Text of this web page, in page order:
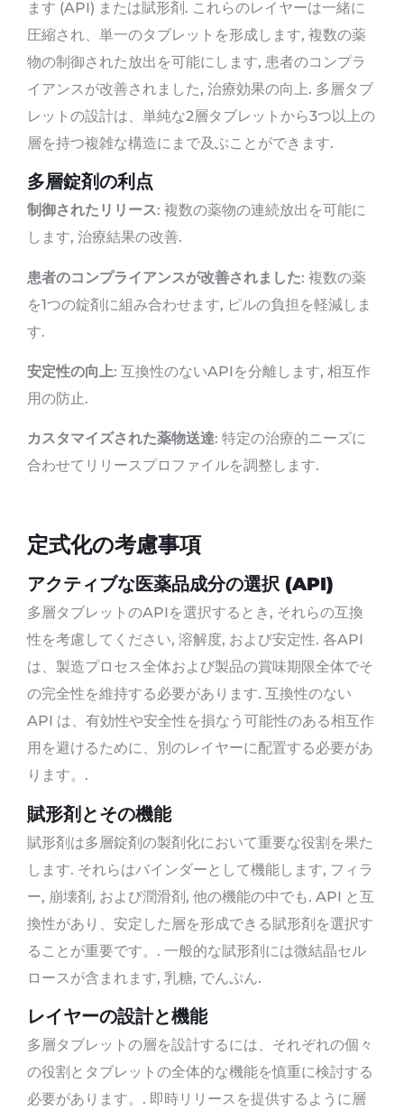
ます (API) または賦形剤. これらのレイヤーは一緒に
圧縮され、単一のタブレットを形成します, 複数の薬
物の制御された放出を可能にします, 患者のコンプラ
イアンスが改善されました, 治療効果の向上. 多層タブ
レットの設計は、単純な2層タブレットから3つ以上の
層を持つ複雑な構造にまで及ぶことができます.
多層錠剤の利点
制御されたリリース: 複数の薬物の連続放出を可能に
します, 治療結果の改善.
患者のコンプライアンスが改善されました: 複数の薬
を1つの錠剤に組み合わせます, ピルの負担を軽減しま
す.
安定性の向上: 互換性のないAPIを分離します, 相互作
用の防止.
カスタマイズされた薬物送達: 特定の治療的ニーズに
合わせてリリースプロファイルを調整します.
定式化の考慮事項
アクティブな医薬品成分の選択 (API)
多層タブレットのAPIを選択するとき, それらの互換
性を考慮してください, 溶解度, および安定性. 各API
は、製造プロセス全体および製品の賞味期限全体でそ
の完全性を維持する必要があります. 互換性のない
API は、有効性や安全性を損なう可能性のある相互作
用を避けるために、別のレイヤーに配置する必要があ
ります。.
賦形剤とその機能
賦形剤は多層錠剤の製剤化において重要な役割を果た
します. それらはバインダーとして機能します, フィラ
ー, 崩壊剤, および潤滑剤, 他の機能の中でも. API と互
換性があり、安定した層を形成できる賦形剤を選択す
ることが重要です。. 一般的な賦形剤には微結晶セル
ロースが含まれます, 乳糖, でんぷん.
レイヤーの設計と機能
多層タブレットの層を設計するには、それぞれの個々
の役割とタブレットの全体的な機能を慎重に検討する
必要があります。. 即時リリースを提供するように層